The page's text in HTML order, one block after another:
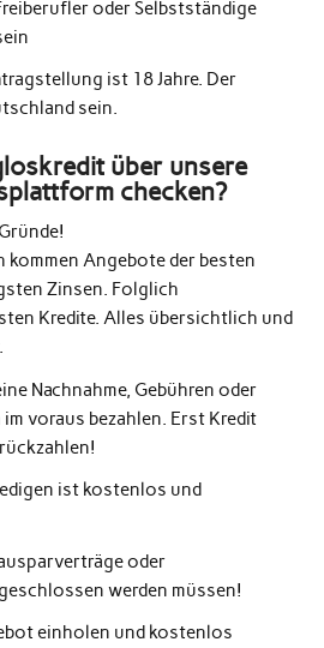
oder Selbstständige
ist 18 Jahre. Der
sein.
über unsere
checken?
kommen Angebote der besten
Zinsen. Folglich
Kredite. Alles übersichtlich und
Nachnahme, Gebühren oder
voraus bezahlen. Erst Kredit
ist kostenlos und
oder
werden müssen!
einholen und kostenlos